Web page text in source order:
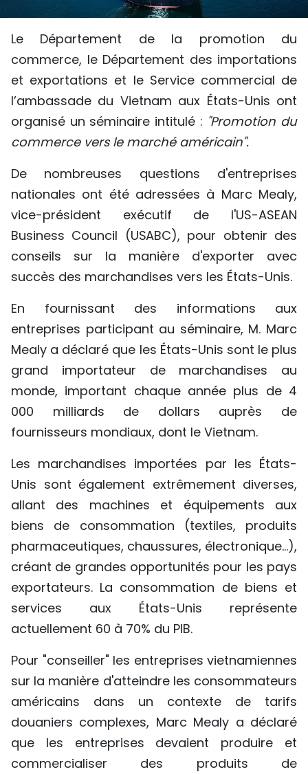
INFOGRAPHIE
PHOTO
VIDÉO
À PROPOS DU "PEUPLE"
TIẾNG VIỆT
ENGLISH
中文
РУССКИЙ
ESPAÑOL
Le Département de la promotion du
commerce, le Département des importations
et exportations et le Service commercial de
l’ambassade du Vietnam aux États-Unis ont
organisé un séminaire intitulé : "Promotion du
commerce vers le marché américain".
De nombreuses questions d'entreprises
nationales ont été adressées à Marc Mealy,
vice-président exécutif de l'US-ASEAN
Business Council (USABC), pour obtenir des
conseils sur la manière d'exporter avec
succès des marchandises vers les États-Unis.
En fournissant des informations aux
entreprises participant au séminaire, M. Marc
Mealy a déclaré que les États-Unis sont le plus
grand importateur de marchandises au
monde, important chaque année plus de 4
000 milliards de dollars auprès de
fournisseurs mondiaux, dont le Vietnam.
Les marchandises importées par les États-
Unis sont également extrêmement diverses,
allant des machines et équipements aux
biens de consommation (textiles, produits
pharmaceutiques, chaussures, électronique…),
créant de grandes opportunités pour les pays
exportateurs. La consommation de biens et
services aux États-Unis représente
actuellement 60 à 70% du PIB.
Pour "conseiller" les entreprises vietnamiennes
sur la manière d'atteindre les consommateurs
américains dans un contexte de tarifs
douaniers complexes, Marc Mealy a déclaré
que les entreprises devaient produire et
commercialiser des produits de